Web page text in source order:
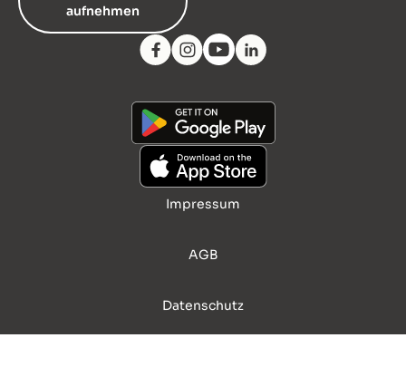
aufnehmen
Impressum
AGB
Datenschutz